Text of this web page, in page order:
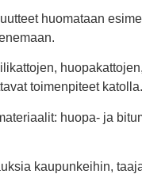
huomataan
toimenpiteet katolla.
huopa- ja
kaupunkeihin,